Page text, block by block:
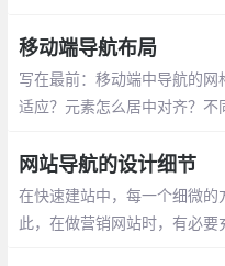
移动端导航布局
写在最前：移动端中导航的
适应？元素怎么居中对齐？
网站导航的设计细节
在快速建站中，每一个细微
此，在做营销网站时，有必